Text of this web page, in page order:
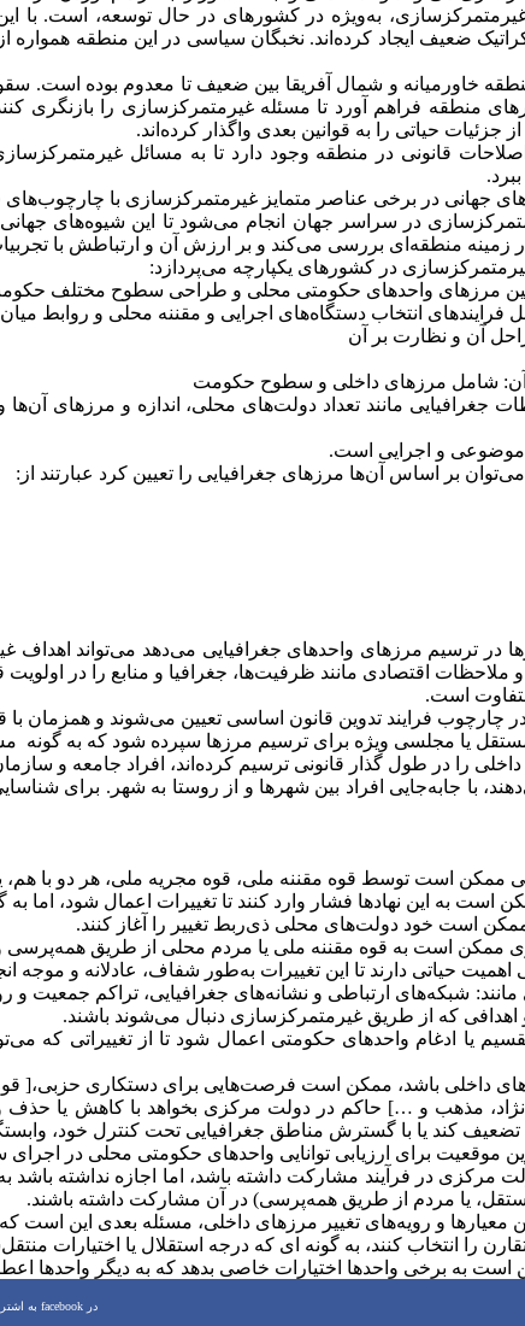
به‌ویژه در کشورهای در حال توسعه، است. با
ضعیف ایجاد کرده‌اند. نخبگان سیاسی در این منطقه
خاورمیانه و شمال آفریقا بین ضعیف تا معدوم بوده است.
حیاتی را به قوانین بعدی واگذار کرده‌اند.
قانونی در منطقه وجود دارد تا به مسائل
جهانی در برخی عناصر متمایز غیرمتمرکزسازی با چارچوب‌های
در سراسر جهان انجام می‌شود تا این شیوه‌های
زمینه منطقه‌ای بررسی می‌کند و بر ارزش آن و ارتباطش با
در کشورهای یکپارچه می‌پردازد:
آن: شامل مرزهای داخلی و سطوح حکومت
جغرافیایی مانند تعداد دولت‌های محلی، اندازه و مرزهای
موضوعی و اجرایی است.
بر اساس آن‌ها مرزهای جغرافیایی را تعیین کرد عبارتند از:
در ترسیم مرزهای واحدهای جغرافیایی می‌دهد می‌تواند
ملاحظات اقتصادی مانند ظرفیت‌ها، جغرافیا و منابع را در اولویت
است.
چارچوب فرایند تدوین قانون اساسی تعیین می‌شوند و همزمان
یا مجلسی ویژه برای ترسیم مرزها سپرده شود که به‌ گونه
را در طول گذار قانونی ترسیم کرده‌اند، افراد جامعه و
با جابه‌جایی افراد بین شهرها و از روستا به شهر. برای
ممکن است توسط قوه مقننه ملی، قوه مجریه ملی، هر دو با هم،
است به این نهادها فشار وارد کنند تا تغییرات اعمال شود، اما
است خود دولت‌های محلی ذی‌ربط تغییر را آغاز کنند.
ممکن است به قوه مقننه ملی یا مردم محلی از طریق همه‌پرسی
اهمیت حیاتی دارند تا این تغییرات به‌طور شفاف، عادلانه و موجه
شبکه‌های ارتباطی و نشانه‌های جغرافیایی، تراکم
اهدافی که از طریق غیرمتمرکزسازی دنبال می‌شوند باشند.
یا ادغام واحدهای حکومتی اعمال شود تا از تغییراتی که
داخلی باشد، ممکن است فرصت‌هایی برای دستکاری حزبی،[
مذهب و …] حاکم در دولت مرکزی بخواهد با کاهش یا حذف
کند یا با گسترش مناطق جغرافیایی تحت کنترل خود،
موقعیت برای ارزیابی توانایی واحدهای حکومتی محلی در
مرکزی در فرآیند مشارکت داشته باشد، اما اجازه نداشته
یا مردم از طریق همه‌پرسی) در آن مشارکت داشته باشند.
معیارها و رویه‌های تغییر مرزهای داخلی، مسئله بعدی این
را انتخاب کنند، به گونه ای که درجه استقلال یا اختیارات
است به برخی واحدها اختیارات خاصی بدهد که به دیگر واحدها
در facebook به اشتراک بگذارید